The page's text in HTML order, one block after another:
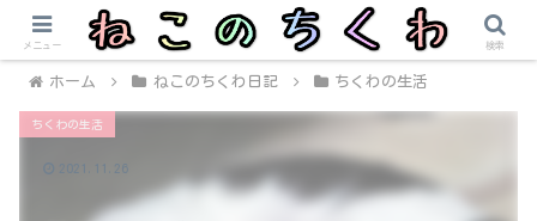
ホーム ねこのちくわ日記 ちくわの生活
ちくわの生活
2021.11.26
メニュー 検索